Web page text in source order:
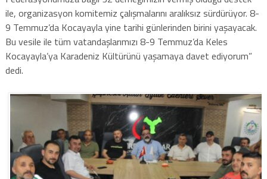
ile, organizasyon komitemiz çalışmalarını aralıksız sürdürüyor. 8-
9 Temmuz’da Kocayayla yine tarihi günlerinden birini yaşayacak.
Bu vesile ile tüm vatandaşlarımızı 8-9 Temmuz’da Keles
Kocayayla’ya Karadeniz Kültürünü yaşamaya davet ediyorum”
dedi.